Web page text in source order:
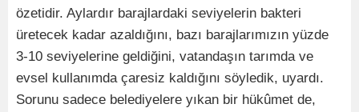
özetidir. Aylardır barajlardaki seviyelerin bakteri
üretecek kadar azaldığını, bazı barajlarımızın yüzde
3-10 seviyelerine geldiğini, vatandaşın tarımda ve
evsel kullanımda çaresiz kaldığını söyledik, uyardı.
Sorunu sadece belediyelere yıkan bir hükûmet de,